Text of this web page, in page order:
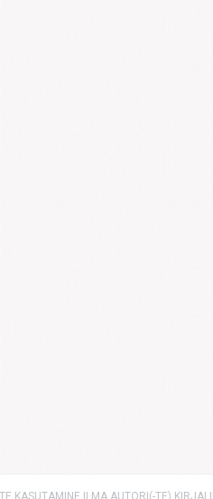
KASUTAMINE ILMA AUTORI(-TE)